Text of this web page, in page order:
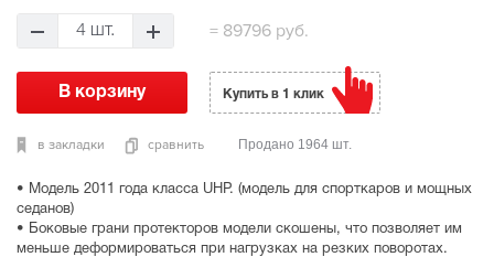
• Модель 2011 года класса UHP. (модель для спорткаров и мощных
седанов)
• Боковые грани протекторов модели скошены, что позволяет им
меньше деформироваться при нагрузках на резких поворотах.
4 шт. = 89796 руб.
в закладки сравнить
Купить в 1 клик
Продано 1964 шт.